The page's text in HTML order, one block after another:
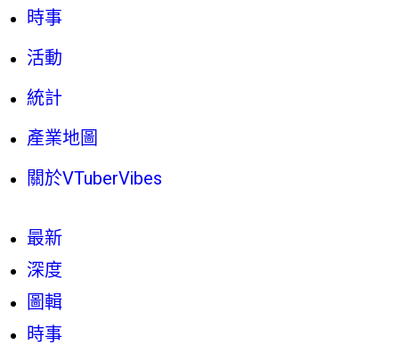
時事
活動
統計
產業地圖
關於VTuberVibes
最新
深度
圖輯
時事